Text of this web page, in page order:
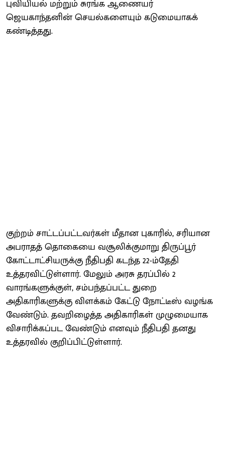
புவியியல் மற்றும் சுரங்க ஆணையர்
ஜெயகாந்தனின் செயல்களையும் கடுமையாகக்
கண்டித்தது.
குற்றம் சாட்டப்பட்டவர்கள் மீதான புகாரில், சரியான
அபராதத் தொகையை வசூலிக்குமாறு திருப்பூர்
கோட்டாட்சியருக்கு நீதிபதி கடந்த 22-ம்தேதி
உத்தரவிட்டுள்ளார். மேலும் அரசு தரப்பில் 2
வாரங்களுக்குள், சம்பந்தப்பட்ட துறை
அதிகாரிகளுக்கு விளக்கம் கேட்டு நோட்டீஸ் வழங்க
வேண்டும். தவறிழைத்த அதிகாரிகள் முழுமையாக
விசாரிக்கப்பட வேண்டும் எனவும் நீதிபதி தனது
உத்தரவில் குறிப்பிட்டுள்ளார்.